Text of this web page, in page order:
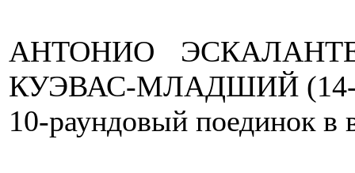
АНТОНИО
КУЭВАС-МЛАДШИЙ (14-
10-раундовый поединок в